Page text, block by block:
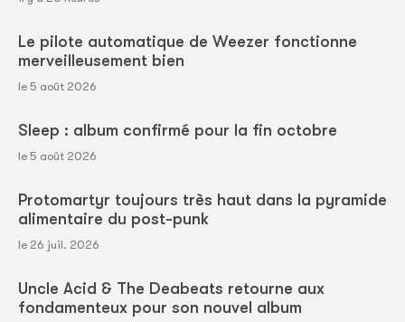
Le pilote automatique de Weezer fonctionne
merveilleusement bien
le 5 août 2026
Sleep : album confirmé pour la fin octobre
le 5 août 2026
Protomartyr toujours très haut dans la pyramide
alimentaire du post-punk
le 26 juil. 2026
Uncle Acid & The Deabeats retourne aux
fondamenteux pour son nouvel album